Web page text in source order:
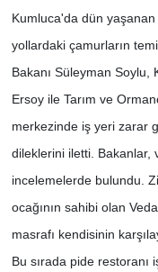
Kumluca'da dün
yollardaki çamurların
Bakanı Süleyman Soylu,
Ersoy ile Tarım ve
merkezinde iş yeri zarar
dileklerini iletti. Bakanlar,
incelemelerde bulundu.
ocağının sahibi olan
masrafı kendisinin
Bu sırada pide